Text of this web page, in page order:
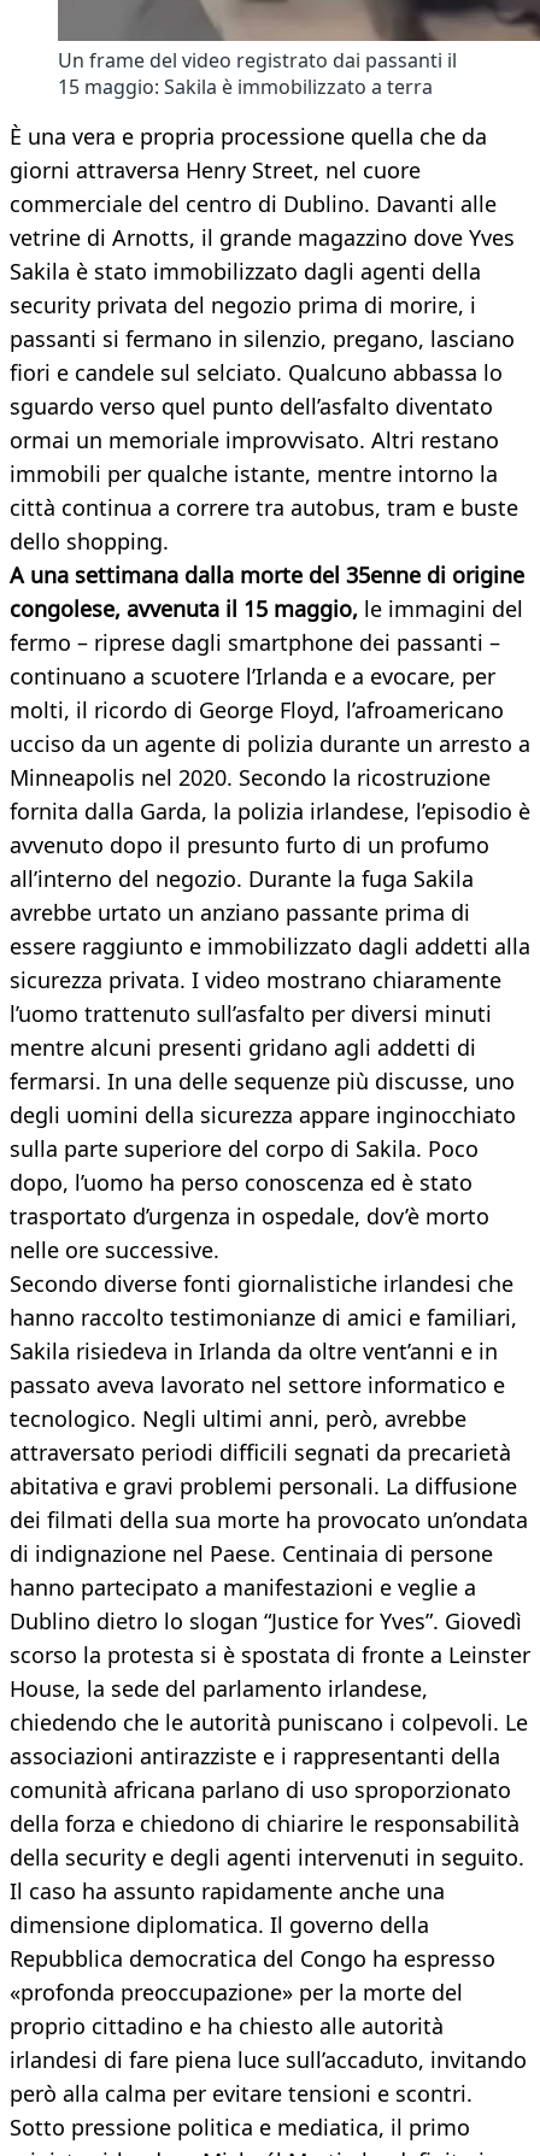
Un frame del video registrato dai passanti il
15 maggio: Sakila è immobilizzato a terra
È una vera e propria processione quella che da
giorni attraversa Henry Street, nel cuore
commerciale del centro di Dublino. Davanti alle
vetrine di Arnotts, il grande magazzino dove Yves
Sakila è stato immobilizzato dagli agenti della
security privata del negozio prima di morire, i
passanti si fermano in silenzio, pregano, lasciano
fiori e candele sul selciato. Qualcuno abbassa lo
sguardo verso quel punto dell’asfalto diventato
ormai un memoriale improvvisato. Altri restano
immobili per qualche istante, mentre intorno la
città continua a correre tra autobus, tram e buste
dello shopping.
A una settimana dalla morte del 35enne di origine
congolese, avvenuta il 15 maggio, le immagini del
fermo – riprese dagli smartphone dei passanti –
continuano a scuotere l’Irlanda e a evocare, per
molti, il ricordo di George Floyd, l’afroamericano
ucciso da un agente di polizia durante un arresto a
Minneapolis nel 2020. Secondo la ricostruzione
fornita dalla Garda, la polizia irlandese, l’episodio è
avvenuto dopo il presunto furto di un profumo
all’interno del negozio. Durante la fuga Sakila
avrebbe urtato un anziano passante prima di
essere raggiunto e immobilizzato dagli addetti alla
sicurezza privata. I video mostrano chiaramente
l’uomo trattenuto sull’asfalto per diversi minuti
mentre alcuni presenti gridano agli addetti di
fermarsi. In una delle sequenze più discusse, uno
degli uomini della sicurezza appare inginocchiato
sulla parte superiore del corpo di Sakila. Poco
dopo, l’uomo ha perso conoscenza ed è stato
trasportato d’urgenza in ospedale, dov’è morto
nelle ore successive.
Secondo diverse fonti giornalistiche irlandesi che
hanno raccolto testimonianze di amici e familiari,
Sakila risiedeva in Irlanda da oltre vent’anni e in
passato aveva lavorato nel settore informatico e
tecnologico. Negli ultimi anni, però, avrebbe
attraversato periodi difficili segnati da precarietà
abitativa e gravi problemi personali. La diffusione
dei filmati della sua morte ha provocato un’ondata
di indignazione nel Paese. Centinaia di persone
hanno partecipato a manifestazioni e veglie a
Dublino dietro lo slogan “Justice for Yves”. Giovedì
scorso la protesta si è spostata di fronte a Leinster
House, la sede del parlamento irlandese,
chiedendo che le autorità puniscano i colpevoli. Le
associazioni antirazziste e i rappresentanti della
comunità africana parlano di uso sproporzionato
della forza e chiedono di chiarire le responsabilità
della security e degli agenti intervenuti in seguito.
Il caso ha assunto rapidamente anche una
dimensione diplomatica. Il governo della
Repubblica democratica del Congo ha espresso
«profonda preoccupazione» per la morte del
proprio cittadino e ha chiesto alle autorità
irlandesi di fare piena luce sull’accaduto, invitando
però alla calma per evitare tensioni e scontri.
Sotto pressione politica e mediatica, il primo